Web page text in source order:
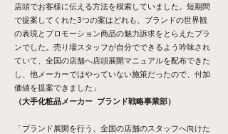
店頭でお客様に伝える方法を模索していました。短期間
で提案してくれた3つの案はどれも、ブランドの世界観
の表現とプロモーション商品の魅力訴求をとらえたプラ
ンでした。売り場スタッフが自分でできるよう吟味され
ていて、全国の店舗へ店頭展開マニュアルを配布できた
し、他メーカーではやっていない施策だったので、付加
価値を提案できました」
（大手化粧品メーカー ブランド戦略事業部）
「ブランド展開を行う、全国の店舗のスタッフへ向けた